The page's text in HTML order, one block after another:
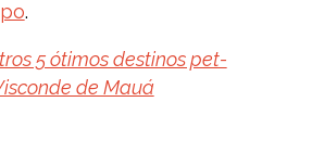
.
5 ótimos destinos pet-
de Mauá